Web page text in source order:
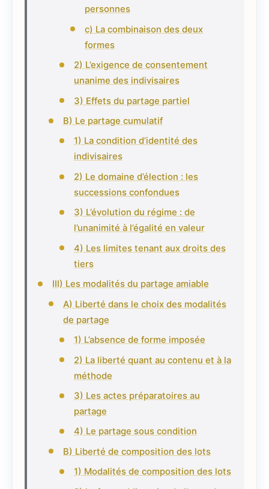
personnes
c) La combinaison des deux
formes
2) L’exigence de consentement
unanime des indivisaires
3) Effets du partage partiel
B) Le partage cumulatif
1) La condition d’identité des
indivisaires
2) Le domaine d’élection : les
successions confondues
3) L’évolution du régime : de
l’unanimité à l’égalité en valeur
4) Les limites tenant aux droits des
tiers
III) Les modalités du partage amiable
A) Liberté dans le choix des modalités
de partage
1) L’absence de forme imposée
2) La liberté quant au contenu et à la
méthode
3) Les actes préparatoires au
partage
4) Le partage sous condition
B) Liberté de composition des lots
1) Modalités de composition des lots